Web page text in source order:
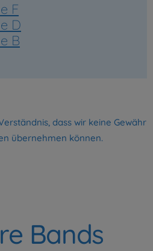
F
D
B
dass wir keine Gewähr
übernehmen können.
Bands